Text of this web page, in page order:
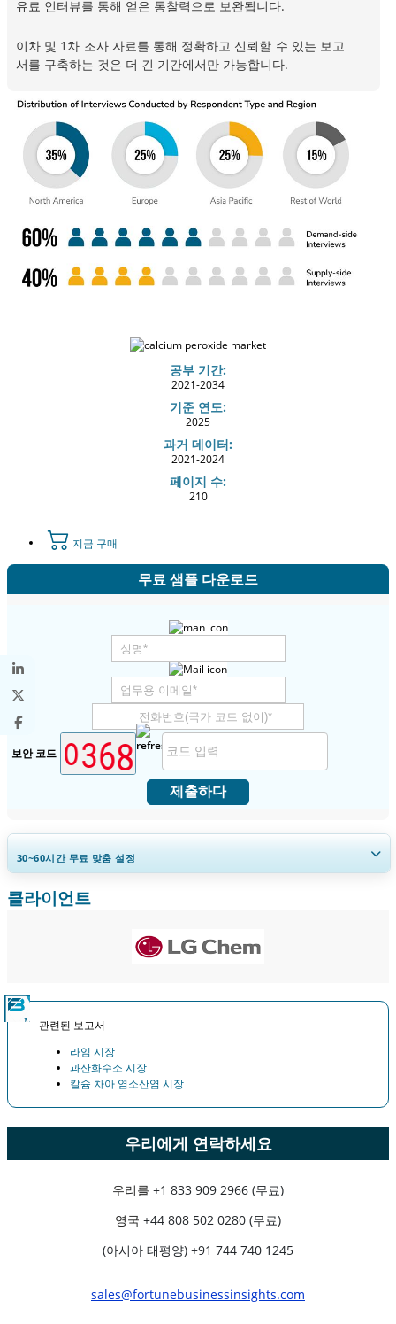
유료 인터뷰를 통해 얻은 통찰력으로 보완됩니다.
이차 및 1차 조사 자료를 통해 정확하고 신뢰할 수 있는 보고
서를 구축하는 것은 더 긴 기간에서만 가능합니다.
공부 기간:
2021-2034
기준 연도:
2025
과거 데이터:
2021-2024
페이지 수:
210
지금 구매
무료 샘플 다운로드
보안 코드
제출하다
30~60시간무료 맞춤 설정
지역 및 국가 범위 확장, 세그먼트 분석, 기업 프로필, 경쟁 벤치마킹, 및 최
지금 맞춤 설정
클라이언트
관련된 보고서
라임 시장
과산화수소 시장
칼슘 차아 염소산염 시장
우리에게 연락하세요
우리를 +1 833 909 2966 (무료)
영국 +44 808 502 0280 (무료)
(아시아 태평양) +91 744 740 1245
sales@fortunebusinessinsights.com